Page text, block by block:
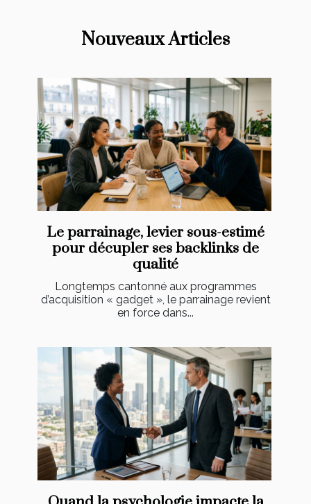
Nouveaux Articles
Le parrainage, levier sous-estimé
pour décupler ses backlinks de
qualité
Longtemps cantonné aux programmes
d’acquisition « gadget », le parrainage revient
en force dans...